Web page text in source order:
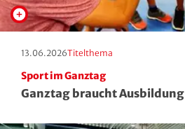
Erscheinungstag:
13.06.2026
Kategorie: Titelthema
Sport im Ganztag
Ganztag braucht Ausbildung